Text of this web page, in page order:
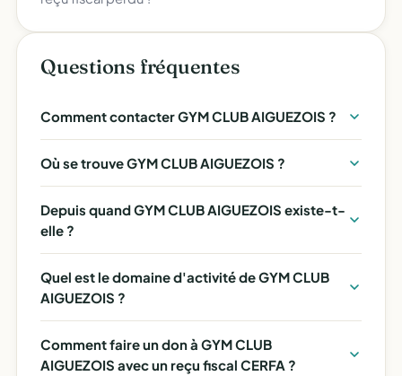
Questions fréquentes
Comment contacter GYM CLUB AIGUEZOIS ?
Où se trouve GYM CLUB AIGUEZOIS ?
Depuis quand GYM CLUB AIGUEZOIS existe-t-
elle ?
Quel est le domaine d'activité de GYM CLUB
AIGUEZOIS ?
Comment faire un don à GYM CLUB
AIGUEZOIS avec un reçu fiscal CERFA ?